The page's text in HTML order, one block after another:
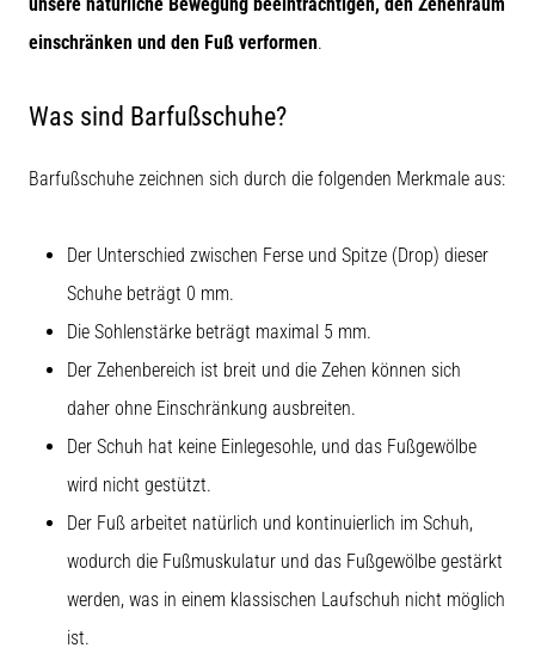
einschränken und den Fuß verformen.
Was sind Barfußschuhe?
Barfußschuhe zeichnen sich durch die folgenden Merkmale aus:
Der Unterschied zwischen Ferse und Spitze (Drop) dieser
Schuhe beträgt 0 mm.
Die Sohlenstärke beträgt maximal 5 mm.
Der Zehenbereich ist breit und die Zehen können sich
daher ohne Einschränkung ausbreiten.
Der Schuh hat keine Einlegesohle, und das Fußgewölbe
wird nicht gestützt.
Der Fuß arbeitet natürlich und kontinuierlich im Schuh,
wodurch die Fußmuskulatur und das Fußgewölbe gestärkt
werden, was in einem klassischen Laufschuh nicht möglich
ist.